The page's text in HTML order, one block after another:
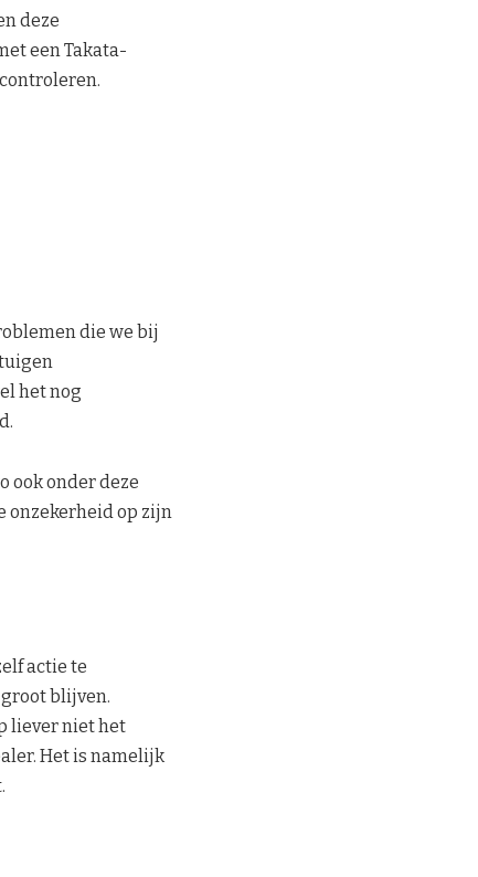
deze
een Takata-
die we bij
het nog
ook onder deze
onzekerheid op zijn
actie te
blijven.
liever niet het
Het is namelijk